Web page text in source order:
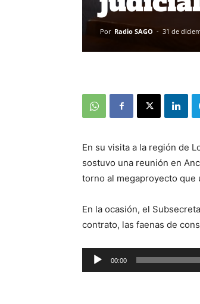
Por Radio SAGO - 31 de
En su visita a la región de
sostuvo una reunión en
torno al megaproyecto que
En la ocasión, el
contrato, las faenas de
Reproductor
de
00:00